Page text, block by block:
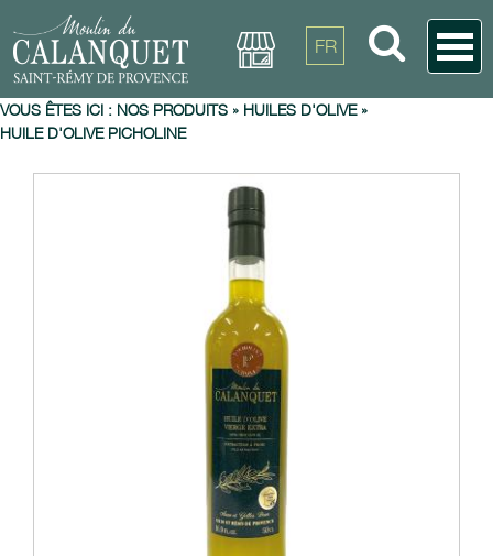
FR
VOUS ÊTES ICI : NOS PRODUITS » HUILES D'OLIVE»
HUILE D'OLIVE PICHOLINE